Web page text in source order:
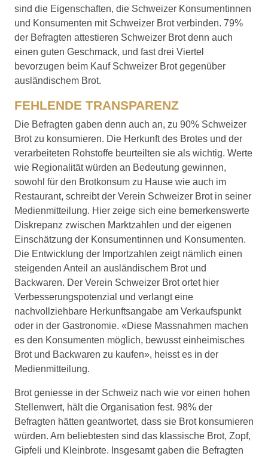
sind die Eigenschaften, die Schweizer Konsumentinnen
und Konsumenten mit Schweizer Brot verbinden. 79%
der Befragten attestieren Schweizer Brot denn auch
einen guten Geschmack, und fast drei Viertel
bevorzugen beim Kauf Schweizer Brot gegenüber
ausländischem Brot.
FEHLENDE TRANSPARENZ
Die Befragten gaben denn auch an, zu 90% Schweizer
Brot zu konsumieren. Die Herkunft des Brotes und der
verarbeiteten Rohstoffe beurteilten sie als wichtig. Werte
wie Regionalität würden an Bedeutung gewinnen,
sowohl für den Brotkonsum zu Hause wie auch im
Restaurant, schreibt der Verein Schweizer Brot in seiner
Medienmitteilung. Hier zeige sich eine bemerkenswerte
Diskrepanz zwischen Marktzahlen und der eigenen
Einschätzung der Konsumentinnen und Konsumenten.
Die Entwicklung der Importzahlen zeigt nämlich einen
steigenden Anteil an ausländischem Brot und
Backwaren. Der Verein Schweizer Brot ortet hier
Verbesserungspotenzial und verlangt eine
nachvollziehbare Herkunftsangabe am Verkaufspunkt
oder in der Gastronomie. «Diese Massnahmen machen
es den Konsumenten möglich, bewusst einheimisches
Brot und Backwaren zu kaufen», heisst es in der
Medienmitteilung.
Brot geniesse in der Schweiz nach wie vor einen hohen
Stellenwert, hält die Organisation fest. 98% der
Befragten hätten geantwortet, dass sie Brot konsumieren
würden. Am beliebtesten sind das klassische Brot, Zopf,
Gipfeli und Kleinbrote. Insgesamt gaben die Befragten